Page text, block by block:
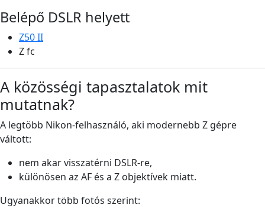
Belépő DSLR helyett
Z50 II
Z fc
A közösségi tapasztalatok mit
mutatnak?
A legtöbb Nikon-felhasználó, aki modernebb Z gépre
váltott:
nem akar visszatérni DSLR-re,
különösen az AF és a Z objektívek miatt.
Ugyanakkor több fotós szerint: